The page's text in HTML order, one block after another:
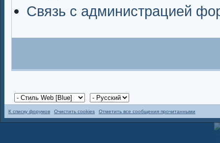
Связь с администрацией
К списку форумов Очистить cookies Отметить все сообщения прочитанными